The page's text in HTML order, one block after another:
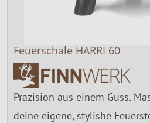
Feuerschale HARRI 60
Präzision aus einem Guss.
deine eigene, stylishe